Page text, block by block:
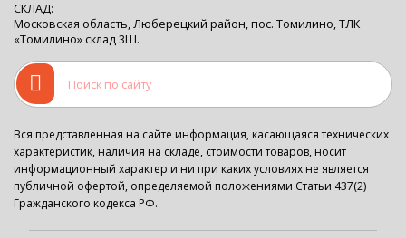
СКЛАД:
Московская область, Люберецкий район, пос. Томилино, ТЛК
«Томилино» склад 3Ш.
Вся представленная на сайте информация, касающаяся технических
характеристик, наличия на складе, стоимости товаров, носит
информационный характер и ни при каких условиях не является
публичной офертой, определяемой положениями Статьи 437(2)
Гражданского кодекса РФ.